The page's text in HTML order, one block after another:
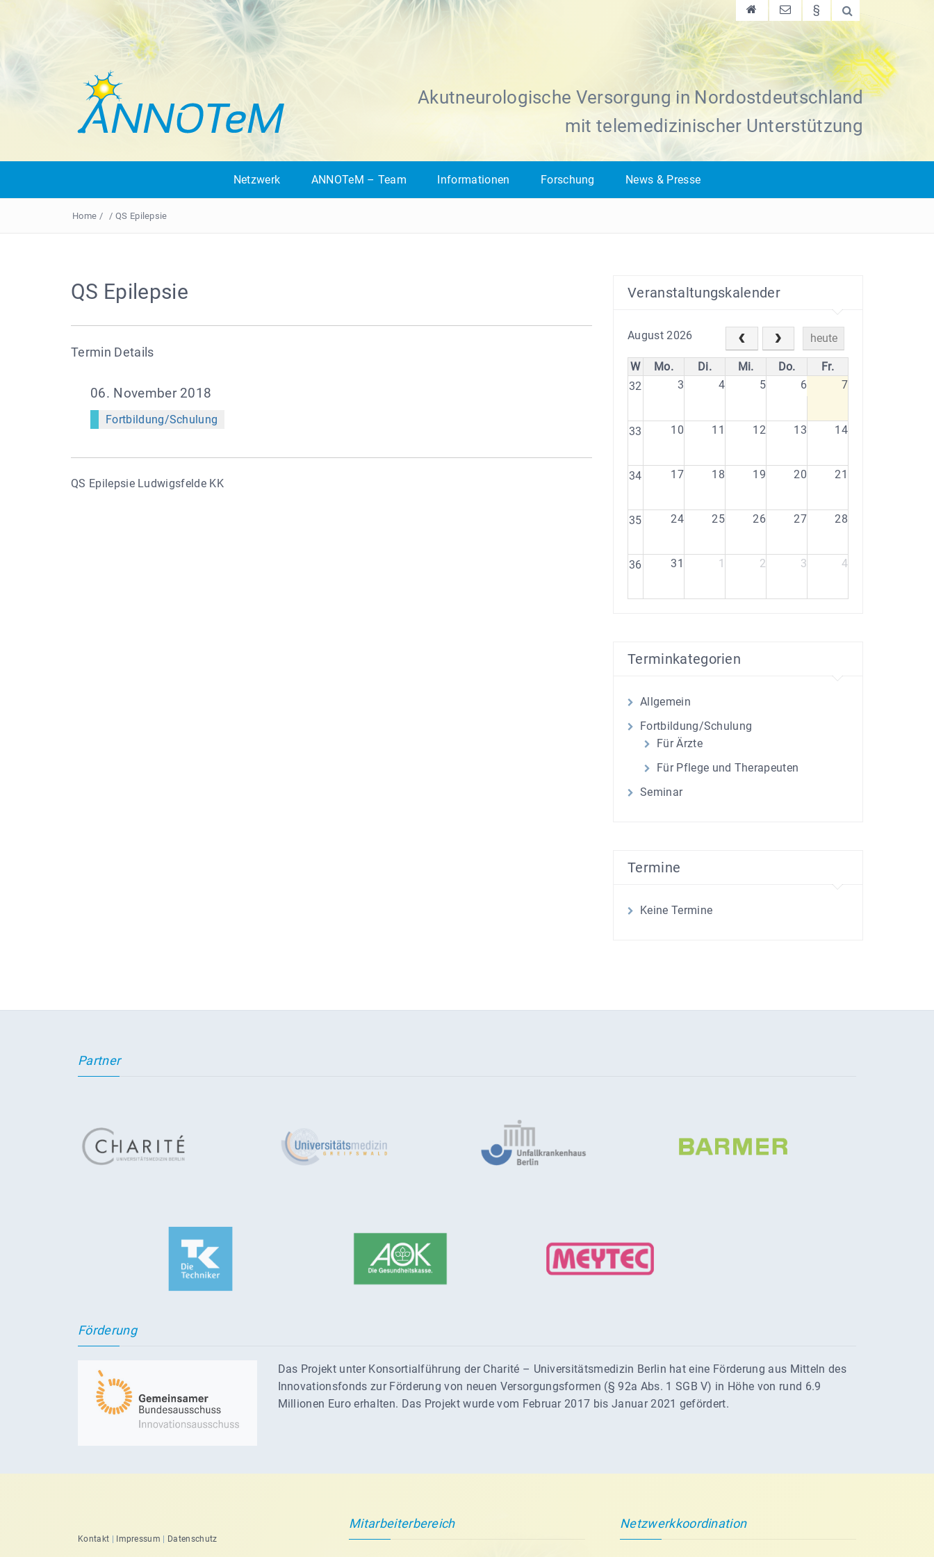
§
Akutneurologische Versorgung in Nordostdeutschland
mit telemedizinischer Unterstützung
Netzwerk ANNOTeM – Team Informationen Forschung News & Presse
Home / / QS Epilepsie
QS Epilepsie
Termin Details
06. November 2018
Fortbildung/Schulung
QS Epilepsie Ludwigsfelde KK
Veranstaltungskalender
August 2026 heute
W Mo. Di. Mi. Do.
Fr.
32
3 4 5 6 7
33 10 11 12 13 14
34 17 18 19 20 21
35 24 25 26 27 28
36 31 1 2 3 4
Terminkategorien
Allgemein
Fortbildung/Schulung
Für Ärzte
Für Pflege und Therapeuten
Seminar
Termine
Keine Termine
Partner
Förderung
Das Projekt unter Konsortialführung der Charité – Universitätsmedizin Berlin hat eine Förderung aus Mitteln des
Innovationsfonds zur Förderung von neuen Versorgungsformen (§ 92a Abs. 1 SGB V) in Höhe von rund 6.9
Millionen Euro erhalten. Das Projekt wurde vom Februar 2017 bis Januar 2021 gefördert.
Kontakt Impressum Datenschutz
Mitarbeiterbereich Netzwerkkoordination